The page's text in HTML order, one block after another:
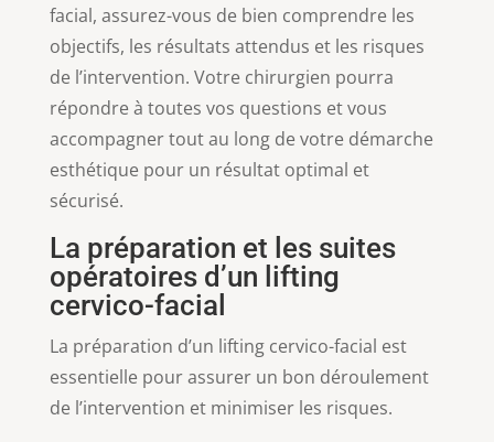
facial, assurez-vous de bien comprendre les
objectifs, les résultats attendus et les risques
de l’intervention. Votre chirurgien pourra
répondre à toutes vos questions et vous
accompagner tout au long de votre démarche
esthétique pour un résultat optimal et
sécurisé.
La préparation et les suites
opératoires d’un lifting
cervico-facial
La préparation d’un lifting cervico-facial est
essentielle pour assurer un bon déroulement
de l’intervention et minimiser les risques.